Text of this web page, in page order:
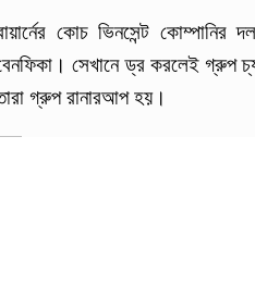
কোচ ভিনসেন্ট
সেখানে ড্র করলেই গ্রুপ
গ্রুপ রানারআপ হয়।